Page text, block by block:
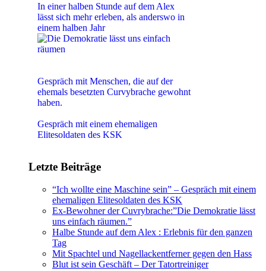
In einer halben Stunde auf dem Alex
lässt sich mehr erleben, als anderswo in
einem halben Jahr
Gespräch mit Menschen, die auf der
ehemals besetzten Curvybrache gewohnt
haben.
Gespräch mit einem ehemaligen
Elitesoldaten des KSK
Letzte Beiträge
“Ich wollte eine Maschine sein” – Gespräch mit einem
ehemaligen Elitesoldaten des KSK
Ex-Bewohner der Cuvrybrache:”Die Demokratie lässt
uns einfach räumen.”
Halbe Stunde auf dem Alex : Erlebnis für den ganzen
Tag
Mit Spachtel und Nagellackentferner gegen den Hass
Blut ist sein Geschäft – Der Tatortreiniger